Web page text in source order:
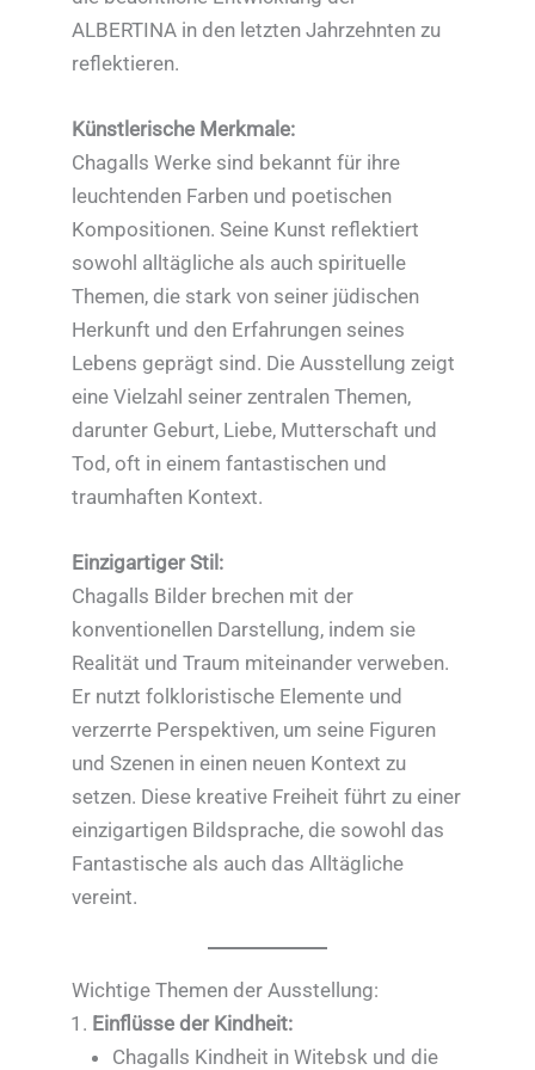
ALBERTINA in den letzten Jahrzehnten zu
reflektieren.
Künstlerische Merkmale:
Chagalls Werke sind bekannt für ihre
leuchtenden Farben und poetischen
Kompositionen. Seine Kunst reflektiert
sowohl alltägliche als auch spirituelle
Themen, die stark von seiner jüdischen
Herkunft und den Erfahrungen seines
Lebens geprägt sind. Die Ausstellung zeigt
eine Vielzahl seiner zentralen Themen,
darunter Geburt, Liebe, Mutterschaft und
Tod, oft in einem fantastischen und
traumhaften Kontext.
Einzigartiger Stil:
Chagalls Bilder brechen mit der
konventionellen Darstellung, indem sie
Realität und Traum miteinander verweben.
Er nutzt folkloristische Elemente und
verzerrte Perspektiven, um seine Figuren
und Szenen in einen neuen Kontext zu
setzen. Diese kreative Freiheit führt zu einer
einzigartigen Bildsprache, die sowohl das
Fantastische als auch das Alltägliche
vereint.
Wichtige Themen der Ausstellung:
Einflüsse der Kindheit:
Chagalls Kindheit in Witebsk und die